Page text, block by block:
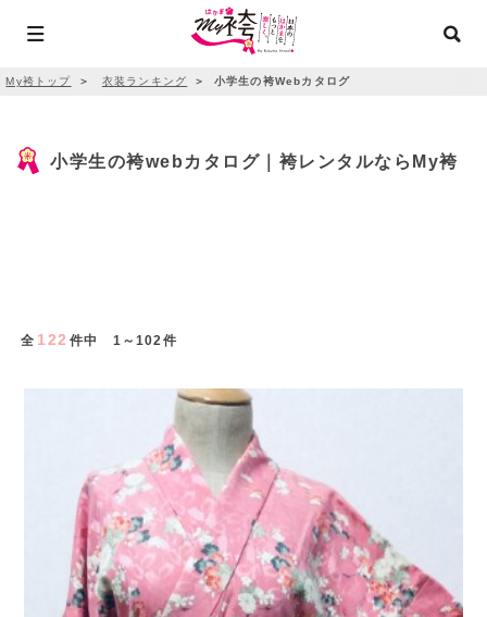
My袴トップ ＞ 衣装ランキング ＞ 小学生の袴Webカタログ
小学生の袴webカタログ｜袴レンタルならMy袴
全 122 件中 1～102件